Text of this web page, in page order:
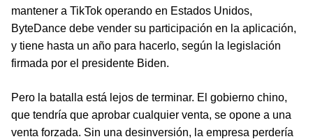
mantener a TikTok operando en Estados Unidos,
ByteDance debe vender su participación en la aplicación,
y tiene hasta un año para hacerlo, según la legislación
firmada por el presidente Biden.
Pero la batalla está lejos de terminar. El gobierno chino,
que tendría que aprobar cualquier venta, se opone a una
venta forzada. Sin una desinversión, la empresa perdería